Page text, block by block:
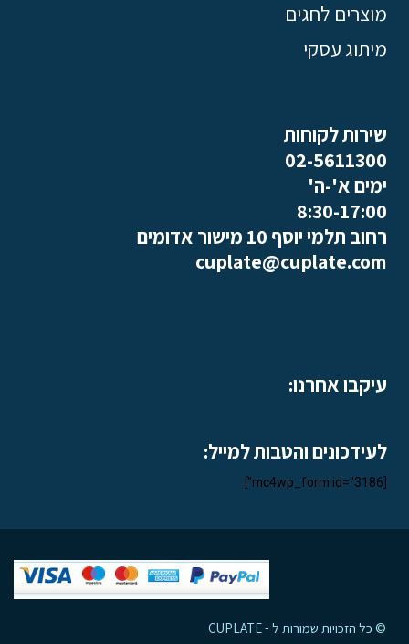
מוצרים לחגים
מיתוג עסקי
שירות לקוחות
02-5611300
ימים א'-ה'
8:30-17:00
רחוב תלמי יוסף 10 מישור אדומים
cuplate@cuplate.com
עיקבו אחרנו:
לעידכונים והטבות למייל:
[mc4wp_form id="3186"]
© כל הזכויות שמורות ל - CUPLATE